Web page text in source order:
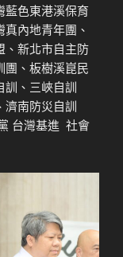
藍色東港溪保育
內地青年團、
、新北市自主防
團、板樹溪崑民
訓、三峽自訓
濟南防災自訓
台灣基進 ​ 社會